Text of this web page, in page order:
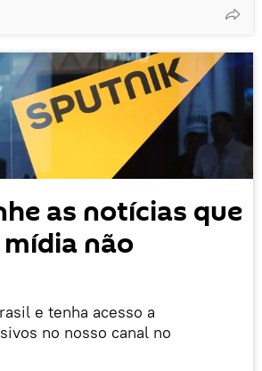
as notícias que
não
e tenha acesso a
no nosso canal no